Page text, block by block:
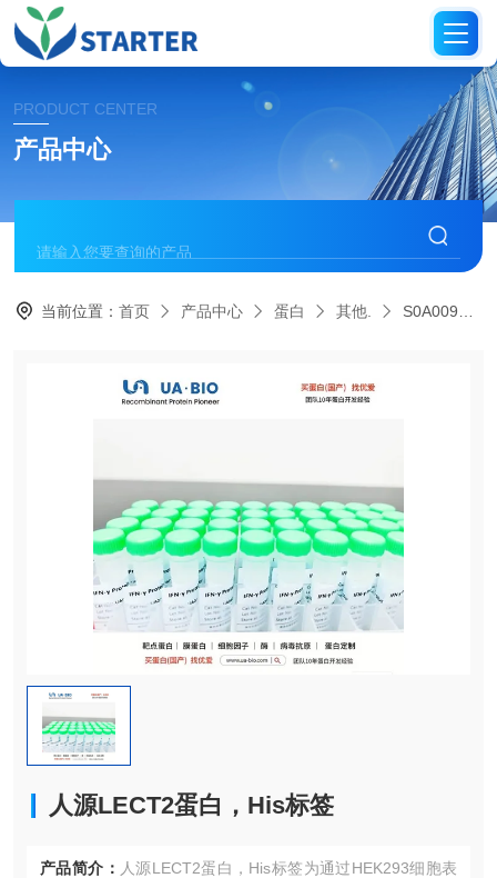
PRODUCT CENTER
产品中心
当前位置：首页 产品中心 蛋白 其他. S0A0096人源LECT2蛋白，His标签
人源LECT2蛋白，His标签
产品简介： 人源LECT2蛋白，His标签为通过HEK293细胞表